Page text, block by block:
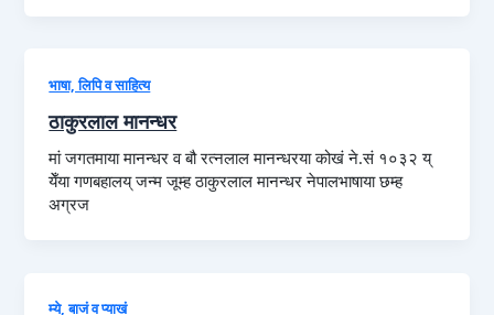
भाषा, लिपि व साहित्य
ठाकुरलाल मानन्धर
मां जगतमाया मानन्धर व बौ रत्नलाल मानन्धरया कोखं ने.सं १०३२ य्
येँया गणबहालय् जन्म जूम्ह ठाकुरलाल मानन्धर नेपालभाषाया छम्ह
अग्रज
म्ये, बाजं व प्याखं